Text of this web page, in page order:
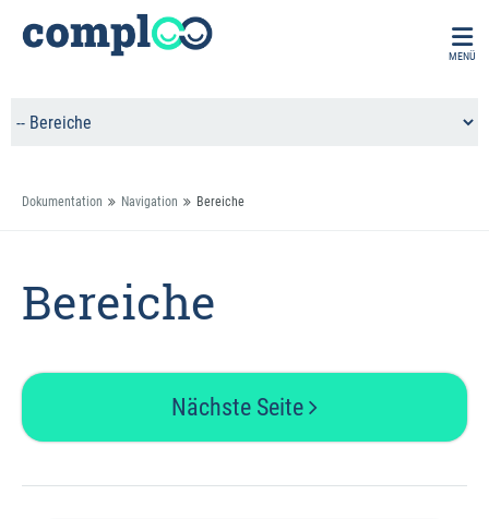
MENÜ
Dokumentation Navigation Bereiche
Bereiche
Nächste Seite